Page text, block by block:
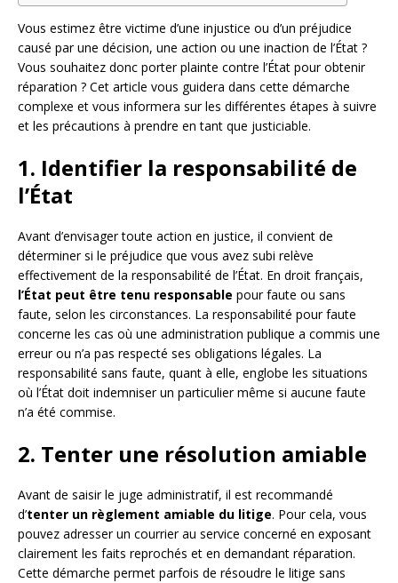
Vous estimez être victime d’une injustice ou d’un préjudice
causé par une décision, une action ou une inaction de l’État ?
Vous souhaitez donc porter plainte contre l’État pour obtenir
réparation ? Cet article vous guidera dans cette démarche
complexe et vous informera sur les différentes étapes à suivre
et les précautions à prendre en tant que justiciable.
1. Identifier la responsabilité de
l’État
Avant d’envisager toute action en justice, il convient de
déterminer si le préjudice que vous avez subi relève
effectivement de la responsabilité de l’État. En droit français,
l’État peut être tenu responsable pour faute ou sans
faute, selon les circonstances. La responsabilité pour faute
concerne les cas où une administration publique a commis une
erreur ou n’a pas respecté ses obligations légales. La
responsabilité sans faute, quant à elle, englobe les situations
où l’État doit indemniser un particulier même si aucune faute
n’a été commise.
2. Tenter une résolution amiable
Avant de saisir le juge administratif, il est recommandé
d’tenter un règlement amiable du litige. Pour cela, vous
pouvez adresser un courrier au service concerné en exposant
clairement les faits reprochés et en demandant réparation.
Cette démarche permet parfois de résoudre le litige sans